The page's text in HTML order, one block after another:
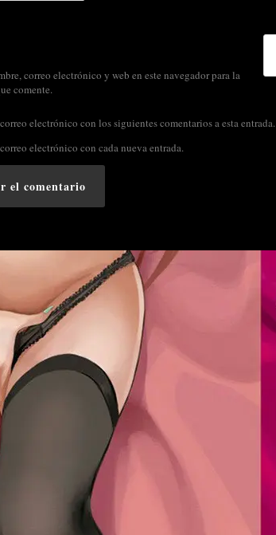
correo electrónico y web en este navegador para la
comente.
electrónico con los siguientes comentarios a esta entrada.
electrónico con cada nueva entrada.